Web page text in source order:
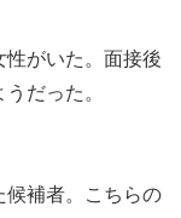
がいた。面接後
だった。
候補者。こちらの